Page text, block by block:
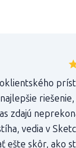
riešenie,
zdajú
vedia v
ešte skôr, ako